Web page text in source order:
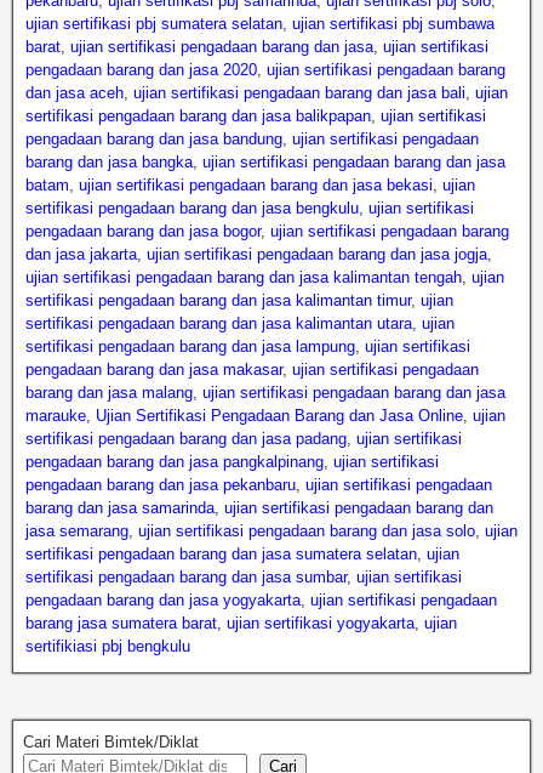
ujian sertifikasi pbj sumatera selatan, ujian sertifikasi pbj sumbawa
barat, ujian sertifikasi pengadaan barang dan jasa, ujian sertifikasi
pengadaan barang dan jasa 2020, ujian sertifikasi pengadaan barang
dan jasa aceh, ujian sertifikasi pengadaan barang dan jasa bali, ujian
sertifikasi pengadaan barang dan jasa balikpapan, ujian sertifikasi
pengadaan barang dan jasa bandung, ujian sertifikasi pengadaan
barang dan jasa bangka, ujian sertifikasi pengadaan barang dan jasa
batam, ujian sertifikasi pengadaan barang dan jasa bekasi, ujian
sertifikasi pengadaan barang dan jasa bengkulu, ujian sertifikasi
pengadaan barang dan jasa bogor, ujian sertifikasi pengadaan barang
dan jasa jakarta, ujian sertifikasi pengadaan barang dan jasa jogja,
ujian sertifikasi pengadaan barang dan jasa kalimantan tengah, ujian
sertifikasi pengadaan barang dan jasa kalimantan timur, ujian
sertifikasi pengadaan barang dan jasa kalimantan utara, ujian
sertifikasi pengadaan barang dan jasa lampung, ujian sertifikasi
pengadaan barang dan jasa makasar, ujian sertifikasi pengadaan
barang dan jasa malang, ujian sertifikasi pengadaan barang dan jasa
marauke, Ujian Sertifikasi Pengadaan Barang dan Jasa Online, ujian
sertifikasi pengadaan barang dan jasa padang, ujian sertifikasi
pengadaan barang dan jasa pangkalpinang, ujian sertifikasi
pengadaan barang dan jasa pekanbaru, ujian sertifikasi pengadaan
barang dan jasa samarinda, ujian sertifikasi pengadaan barang dan
jasa semarang, ujian sertifikasi pengadaan barang dan jasa solo, ujian
sertifikasi pengadaan barang dan jasa sumatera selatan, ujian
sertifikasi pengadaan barang dan jasa sumbar, ujian sertifikasi
pengadaan barang dan jasa yogyakarta, ujian sertifikasi pengadaan
barang jasa sumatera barat, ujian sertifikasi yogyakarta, ujian
sertifikiasi pbj bengkulu
Cari Materi Bimtek/Diklat
Cari